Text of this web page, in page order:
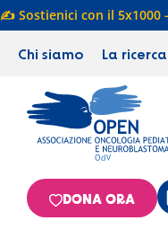
✍️ Sostienici con il 5x1000 -
Chi siamo La ricerca
DONA ORA